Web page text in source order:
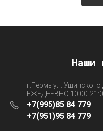
Наши
г.Пермь ул. Ушинского
ЕЖЕДНЕВНО 10:00-
+7(995)85 84 779
+7(951)95 84 779